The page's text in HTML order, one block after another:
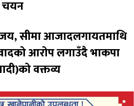
चयन
सीमा आजादलगायतमाथि
आरोप लगाउँदै भाकपा
वक्तव्य